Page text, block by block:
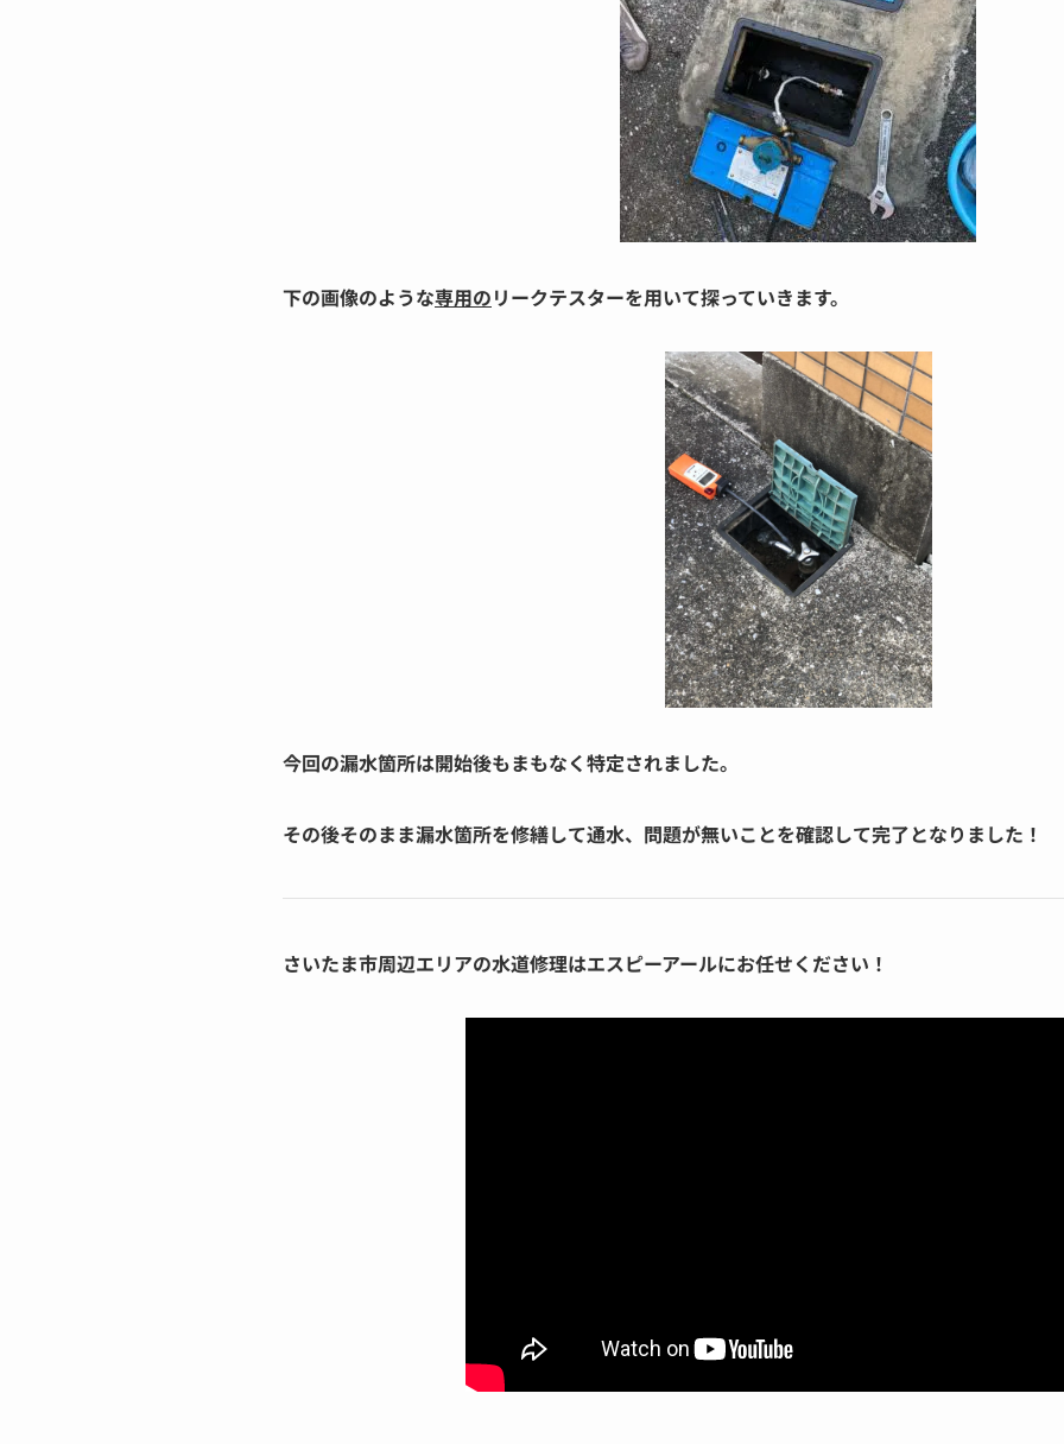
下の画像のような専用のリークテスターを用いて探っていきます。
今回の漏水箇所は開始後もまもなく特定されました。
その後そのまま漏水箇所を修繕して通水、問題が無いことを確認して完了となりました！
さいたま市周辺エリアの水道修理はエスピーアールにお任せください！